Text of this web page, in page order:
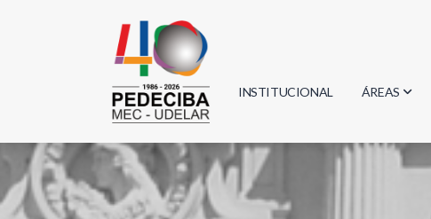
INSTITUCIONAL ÁREAS
Biología